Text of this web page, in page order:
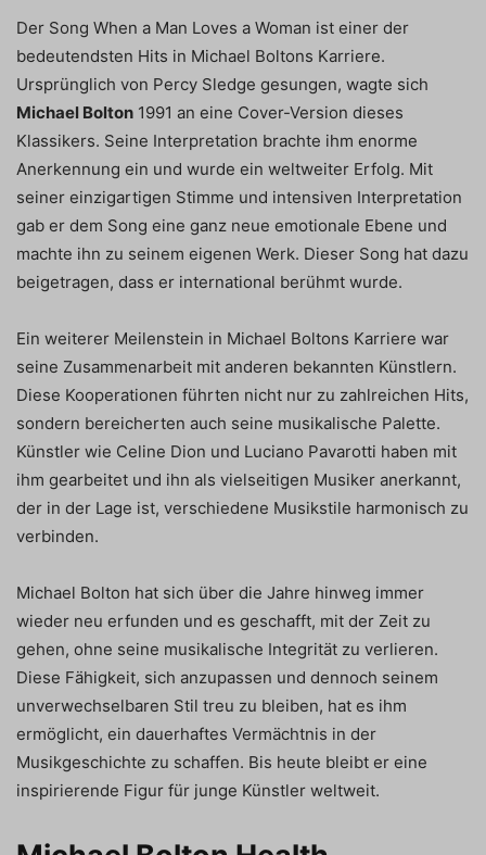
Der Song When a Man Loves a Woman ist einer der
bedeutendsten Hits in Michael Boltons Karriere.
Ursprünglich von Percy Sledge gesungen, wagte sich
Michael Bolton 1991 an eine Cover-Version dieses
Klassikers. Seine Interpretation brachte ihm enorme
Anerkennung ein und wurde ein weltweiter Erfolg. Mit
seiner einzigartigen Stimme und intensiven Interpretation
gab er dem Song eine ganz neue emotionale Ebene und
machte ihn zu seinem eigenen Werk. Dieser Song hat dazu
beigetragen, dass er international berühmt wurde.
Ein weiterer Meilenstein in Michael Boltons Karriere war
seine Zusammenarbeit mit anderen bekannten Künstlern.
Diese Kooperationen führten nicht nur zu zahlreichen Hits,
sondern bereicherten auch seine musikalische Palette.
Künstler wie Celine Dion und Luciano Pavarotti haben mit
ihm gearbeitet und ihn als vielseitigen Musiker anerkannt,
der in der Lage ist, verschiedene Musikstile harmonisch zu
verbinden.
Michael Bolton hat sich über die Jahre hinweg immer
wieder neu erfunden und es geschafft, mit der Zeit zu
gehen, ohne seine musikalische Integrität zu verlieren.
Diese Fähigkeit, sich anzupassen und dennoch seinem
unverwechselbaren Stil treu zu bleiben, hat es ihm
ermöglicht, ein dauerhaftes Vermächtnis in der
Musikgeschichte zu schaffen. Bis heute bleibt er eine
inspirierende Figur für junge Künstler weltweit.